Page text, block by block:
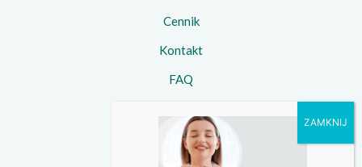
Cennik
Kontakt
FAQ
Kontakt
734 924 924